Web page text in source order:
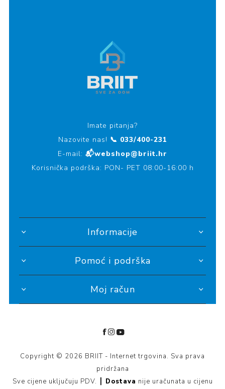
Imate pitanja?
Nazovite nas! 📞 033/400-231
E-mail: 📬webshop@briit.hr
Korisnička podrška: PON- PET 08:00-16:00 h
Informacije
Pomoć i podrška
Moj račun
Copyright © 2026 BRIIT - Internet trgovina. Sva prava
pridržana
Sve cijene uključuju PDV. ┃ Dostava nije uračunata u cijenu